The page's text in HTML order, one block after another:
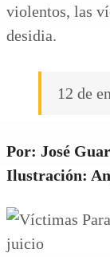
violentos, las
desidia.
12 de
Por: José
Ilustración: